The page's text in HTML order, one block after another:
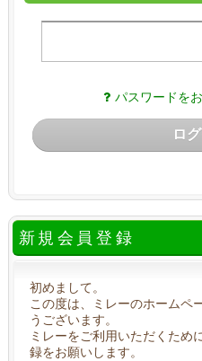
パスワードを
ロ
新規会員登録
初めまして。
この度は、ミレーのホームペ
うございます。
ミレーをご利用いただくため
録をお願いします。